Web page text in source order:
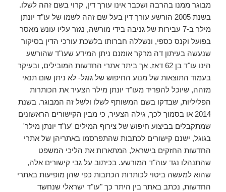
מבוגר ממנו בהרבה ושכבר אינו עורך דין, קרוי בשם זהה לשלו.
בשנת 2005 הורשע עורך דין בעל שם זהה לשמו של עו"ד יונתן
מילר ב-7 עבירות של גניבה בידי מורשה, נגזר עליו עונש מאסר
בפועל וקנס כספי, ונשללה חברותו בלשכת עורכי הדין בסיקור
שנעשה בעיתון דה מרקר אומנם ניתן המידע שעו"ד שהורשע
הינו עו"ד בן 62 דאז, אך ביתר אתרי החדשות המובילים, ובעיקר
בעמוד התוצאות של מנוע החיפוש של גוגל- לא ניתן שום תנאי
מזהה, שיוכל להפריד מעו"ד יונתן מילר הצעיר את הכותרות
הפליליות, שבדקו בשם המשותף לשלו ולשל זה המבוגר. בשנת
2014 או בסמוך לכך, גילה הצעיר, כי מבין הקישורים הראשונים
שמתקבלים בביצוע חיפוש של צירוף המילים 'עו"ד יונתן מילר'
בגוגל, ישנם קישורים לכתבות שהתפרסמו באתריהן של אתרי
החדשות החזקים בישראל, המתארות את הליכי המשפט
שהתנהלו נגד עוה"ד המורשע. בכיתוב על גבי קישורים אלה,
שהוא למעשה ביטוי לכותרות הכתבות כפי שהן מופיעות באתרי
החדשות, נכתב באתר בין היתר כך "עו"ד ישראלי שנחשד